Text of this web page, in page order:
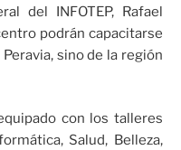
del INFOTEP, Rafael
podrán capacitarse
sino de la región
con los talleres
Salud, Belleza,